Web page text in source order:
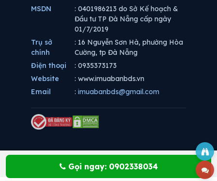
Gọi ngay: 0902338034
MSDN
: 0401986213 do Sở Kế hoạch &
Đầu tư TP Đà Nẵng cấp ngày
01/7/2019
Trụ sở
chính
: 16 Nguyễn Sơn Hà, phường Hòa
Cường, tp Đà Nẵng
Điện thoại
: 0935373173
Website
: www.imuabanbds.vn
Email
: imuabanbds@gmail.com